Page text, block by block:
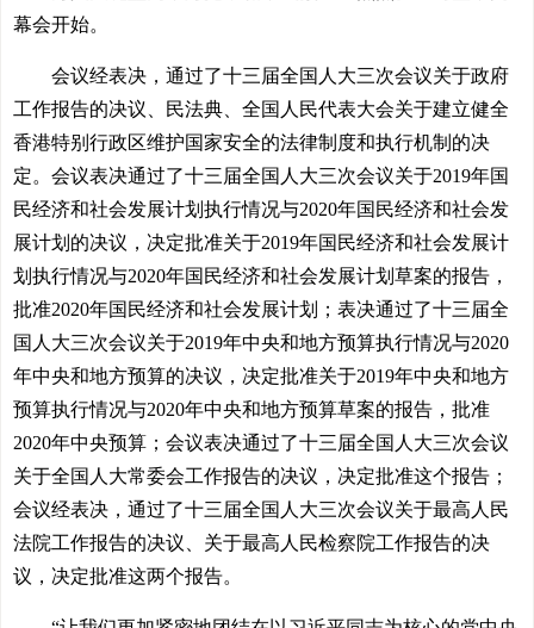
幕会开始。
会议经表决，通过了十三届全国人大三次会议关于政府
工作报告的决议、民法典、全国人民代表大会关于建立健全
香港特别行政区维护国家安全的法律制度和执行机制的决
定。会议表决通过了十三届全国人大三次会议关于2019年国
民经济和社会发展计划执行情况与2020年国民经济和社会发
展计划的决议，决定批准关于2019年国民经济和社会发展计
划执行情况与2020年国民经济和社会发展计划草案的报告，
批准2020年国民经济和社会发展计划；表决通过了十三届全
国人大三次会议关于2019年中央和地方预算执行情况与2020
年中央和地方预算的决议，决定批准关于2019年中央和地方
预算执行情况与2020年中央和地方预算草案的报告，批准
2020年中央预算；会议表决通过了十三届全国人大三次会议
关于全国人大常委会工作报告的决议，决定批准这个报告；
会议经表决，通过了十三届全国人大三次会议关于最高人民
法院工作报告的决议、关于最高人民检察院工作报告的决
议，决定批准这两个报告。